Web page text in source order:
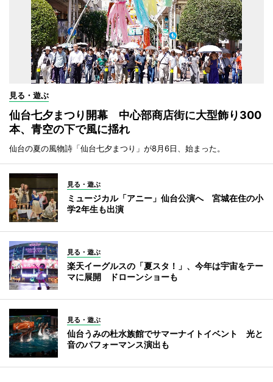
見る・遊ぶ
仙台七夕まつり開幕 中心部商店街に大型飾り300
本、青空の下で風に揺れ
仙台の夏の風物詩「仙台七夕まつり」が8月6日、始まった。
見る・遊ぶ
ミュージカル「アニー」仙台公演へ 宮城在住の小
学2年生も出演
見る・遊ぶ
楽天イーグルスの「夏スタ！」、今年は宇宙をテー
マに展開 ドローンショーも
見る・遊ぶ
仙台うみの杜水族館でサマーナイトイベント 光と
音のパフォーマンス演出も